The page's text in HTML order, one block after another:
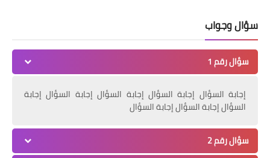
سؤال وجواب
سؤال رقم 1
إجابة السؤال إجابة السؤال إجابة السؤال إجابة السؤال إجابة
السؤال إجابة السؤال إجابة السؤال
سؤال رقم 2